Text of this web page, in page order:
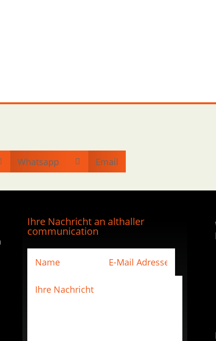
Whatsapp  Email
Ihre Nachricht an althaller
communication